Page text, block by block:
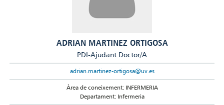
ADRIAN MARTINEZ ORTIGOSA
PDI-Ajudant Doctor/A
adrian.martinez-ortigosa@uv.es
Àrea de coneixement: INFERMERIA
Departament: Infermeria